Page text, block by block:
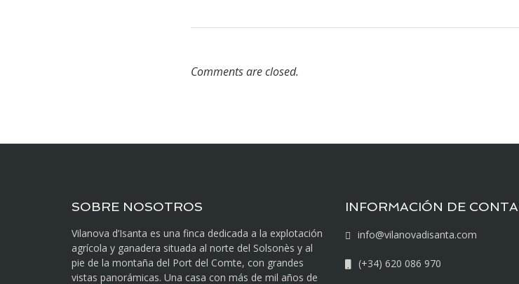
Comments are closed.
SOBRE NOSOTROS
Vilanova d’Isanta es una finca dedicada a la explotación
agrícola y ganadera situada al norte del Solsonès y al
pie de la montaña del Port del Comte, con grandes
vistas panorámicas. Una casa con más de mil años de
INFORMACIÓN DE
info@vilanovadisanta.com
(+34) 620 086 970